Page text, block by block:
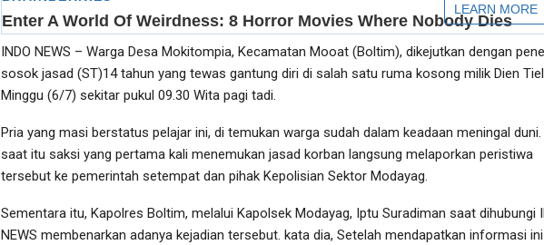
INDO NEWS – Warga Desa Mokitompia, Kecamatan Mooat (Boltim), dikejutkan dengan
sosok jasad (ST)14 tahun yang tewas gantung diri di salah satu ruma kosong milik Dien
Minggu (6/7) sekitar pukul 09.30 Wita pagi tadi.
Pria yang masi berstatus pelajar ini, di temukan warga sudah dalam keadaan meningal
saat itu saksi yang pertama kali menemukan jasad korban langsung melaporkan peristiwa
tersebut ke pemerintah setempat dan pihak Kepolisian Sektor Modayag.
Sementara itu, Kapolres Boltim, melalui Kapolsek Modayag, Iptu Suradiman saat dihubungi
NEWS membenarkan adanya kejadian tersebut. kata dia, Setelah mendapatkan informasi ini